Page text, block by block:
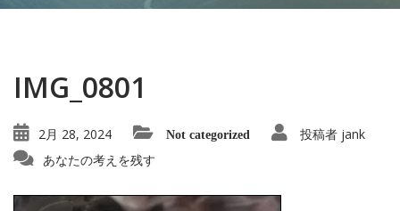
IMG_0801
2月 28, 2024 Not categorized 投稿者 jank
あなたの考えを残す